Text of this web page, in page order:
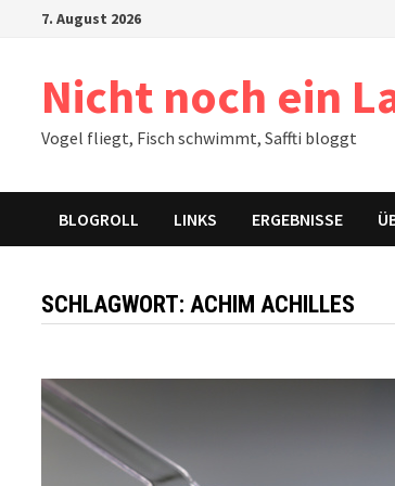
7. August 2026
Nicht noch ein
Vogel fliegt, Fisch schwimmt, Saffti bloggt
BLOGROLL LINKS ERGEBNISSE
SCHLAGWORT:ACHIM ACHILLES